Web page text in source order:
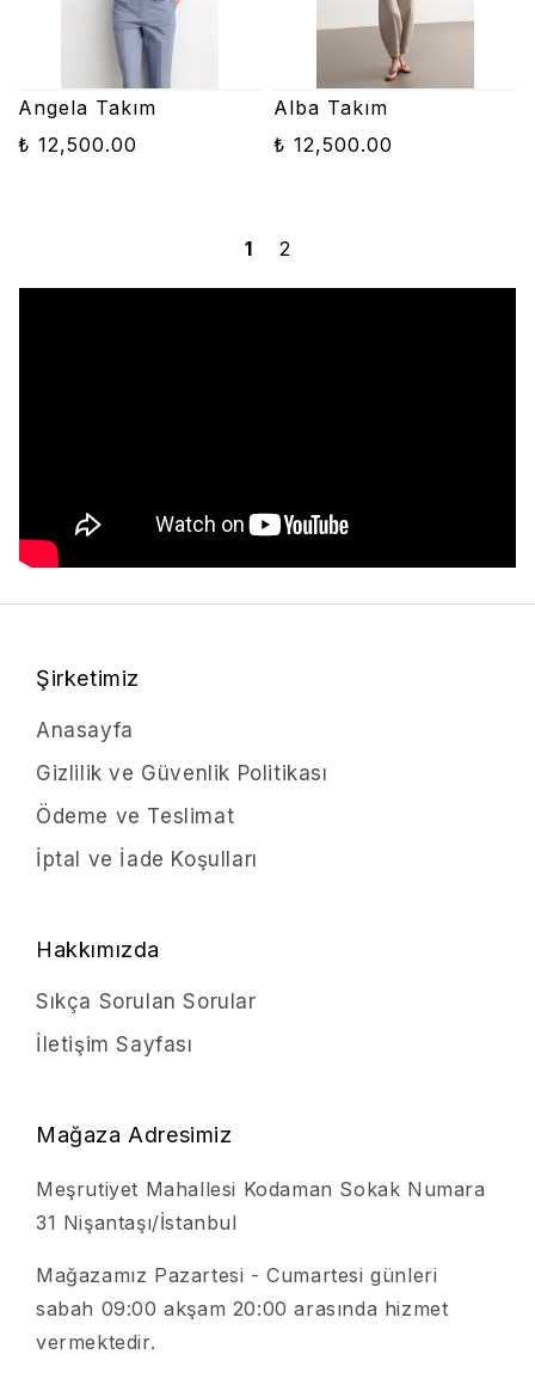
Angela Takım
₺ 12,500.00
Alba Takım
₺ 12,500.00
1 2
Şirketimiz
Anasayfa
Gizlilik ve Güvenlik Politikası
Ödeme ve Teslimat
İptal ve İade Koşulları
Hakkımızda
Sıkça Sorulan Sorular
İletişim Sayfası
Mağaza Adresimiz
Meşrutiyet Mahallesi Kodaman Sokak Numara
31 Nişantaşı/İstanbul
Mağazamız Pazartesi - Cumartesi günleri
sabah 09:00 akşam 20:00 arasında hizmet
vermektedir.